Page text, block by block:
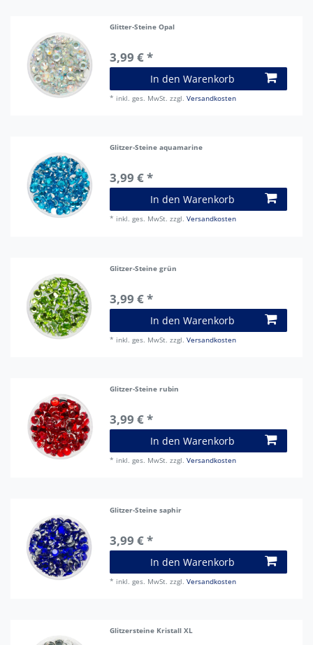
Glitter-Steine Opal
3,99 € *
In den Warenkorb
* inkl. ges. MwSt. zzgl.Versandkosten
Glitzer-Steine aquamarine
3,99 € *
In den Warenkorb
* inkl. ges. MwSt. zzgl.Versandkosten
Glitzer-Steine grün
3,99 € *
In den Warenkorb
* inkl. ges. MwSt. zzgl.Versandkosten
Glitzer-Steine rubin
3,99 € *
In den Warenkorb
* inkl. ges. MwSt. zzgl.Versandkosten
Glitzer-Steine saphir
3,99 € *
In den Warenkorb
* inkl. ges. MwSt. zzgl.Versandkosten
Glitzersteine Kristall XL